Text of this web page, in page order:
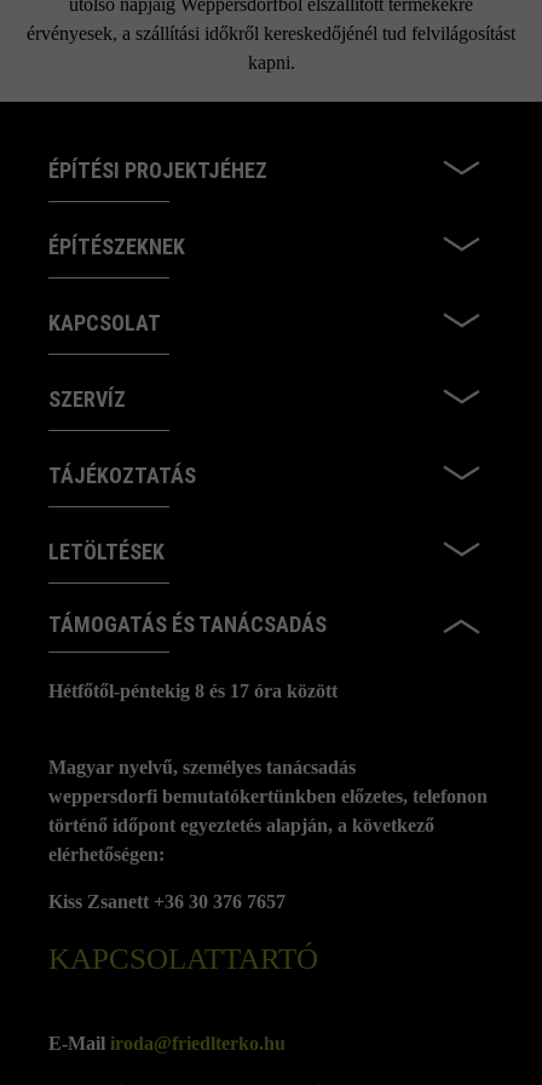
utolsó napjáig Weppersdorfból elszállított termékekre
érvényesek, a szállítási időkről kereskedőjénél tud felvilágosítást
kapni.
ÉPÍTÉSI PROJEKTJÉHEZ
ÉPÍTÉSZEKNEK
KAPCSOLAT
SZERVÍZ
TÁJÉKOZTATÁS
LETÖLTÉSEK
TÁMOGATÁS ÉS TANÁCSADÁS
Hétfőtől-péntekig 8 és 17 óra között
KAPCSOLATTARTÓ
Magyar nyelvű, személyes tanácsadás
weppersdorfi bemutatókertünkben előzetes, telefonon
történő időpont egyeztetés alapján, a következő
elérhetőségen:
Kiss Zsanett +36 30 376 7657
E-Mail iroda@friedlterko.hu